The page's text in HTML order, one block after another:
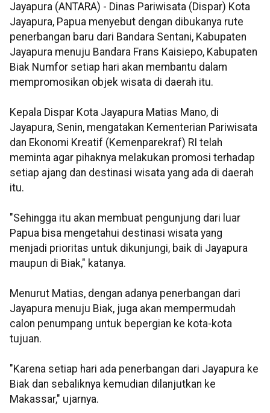
Jayapura (ANTARA) - Dinas Pariwisata (Dispar) Kota
Jayapura, Papua menyebut dengan dibukanya rute
penerbangan baru dari Bandara Sentani, Kabupaten
Jayapura menuju Bandara Frans Kaisiepo, Kabupaten
Biak Numfor setiap hari akan membantu dalam
mempromosikan objek wisata di daerah itu.
Kepala Dispar Kota Jayapura Matias Mano, di
Jayapura, Senin, mengatakan Kementerian Pariwisata
dan Ekonomi Kreatif (Kemenparekraf) RI telah
meminta agar pihaknya melakukan promosi terhadap
setiap ajang dan destinasi wisata yang ada di daerah
itu.
"Sehingga itu akan membuat pengunjung dari luar
Papua bisa mengetahui destinasi wisata yang
menjadi prioritas untuk dikunjungi, baik di Jayapura
maupun di Biak," katanya.
Menurut Matias, dengan adanya penerbangan dari
Jayapura menuju Biak, juga akan mempermudah
calon penumpang untuk bepergian ke kota-kota
tujuan.
"Karena setiap hari ada penerbangan dari Jayapura ke
Biak dan sebaliknya kemudian dilanjutkan ke
Makassar," ujarnya.